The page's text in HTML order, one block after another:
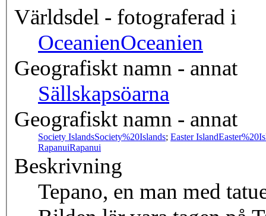
Världsdel - fotograferad i
OceanienOceanien
Geografiskt namn - annat
Sällskapsöarna
Geografiskt namn - annat
Society IslandsSociety%20Islands; Easter Island
RapanuiRapanui
Beskrivning
Tepano, en man med